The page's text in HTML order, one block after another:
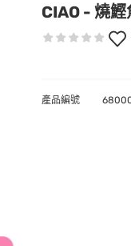
CIAO - 燒
產品編號